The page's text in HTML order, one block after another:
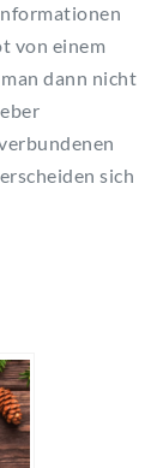
von einem
dann nicht
sich